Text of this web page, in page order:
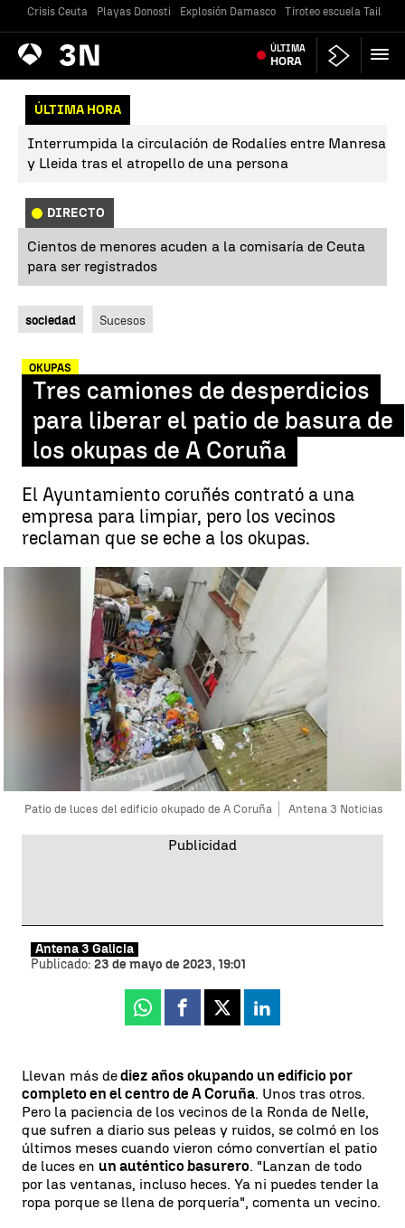
Crisis Ceuta Playas Donosti Explosión Damasco Tiroteo escuela
Antena
3 Noticias ÚLTIMA
HORA
ÚLTIMA HORA
Interrumpida la circulación de Rodalíes entre Manresa
y Lleida tras el atropello de una persona
DIRECTO
Cientos de menores acuden a la comisaría de Ceuta
para ser registrados
sociedad Sucesos
OKUPAS
Tres camiones de desperdicios
para liberar el patio de basura de
los okupas de A Coruña
El Ayuntamiento coruñés contrató a una
empresa para limpiar, pero los vecinos
reclaman que se eche a los okupas.
Patio de luces del edificio okupado de A Coruña Antena 3 Noticias
Antena 3 Galicia
Publicado: 23 de mayo de 2023, 19:01
Whatsapp
Facebook
X Linkedin
Llevan más dediez años okupando un edificio por
completo en el centro de A Coruña. Unos tras otros.
Pero la paciencia de los vecinos de la Ronda de Nelle,
que sufren a diario sus peleas y ruidos, se colmó en los
últimos meses cuando vieron cómo convertían el patio
de luces en un auténtico basurero. "Lanzan de todo
por las ventanas, incluso heces. Ya ni puedes tender la
ropa porque se llena de porquería", comenta un vecino.